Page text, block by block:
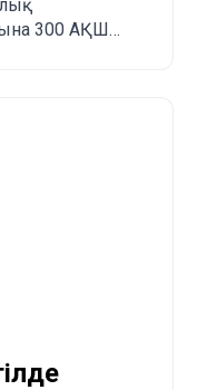
300 АҚШ
және басқа